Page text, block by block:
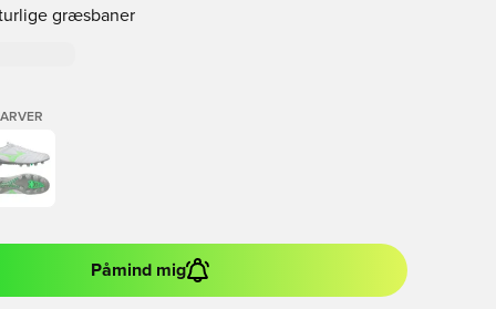
græsbaner
Påmind mig